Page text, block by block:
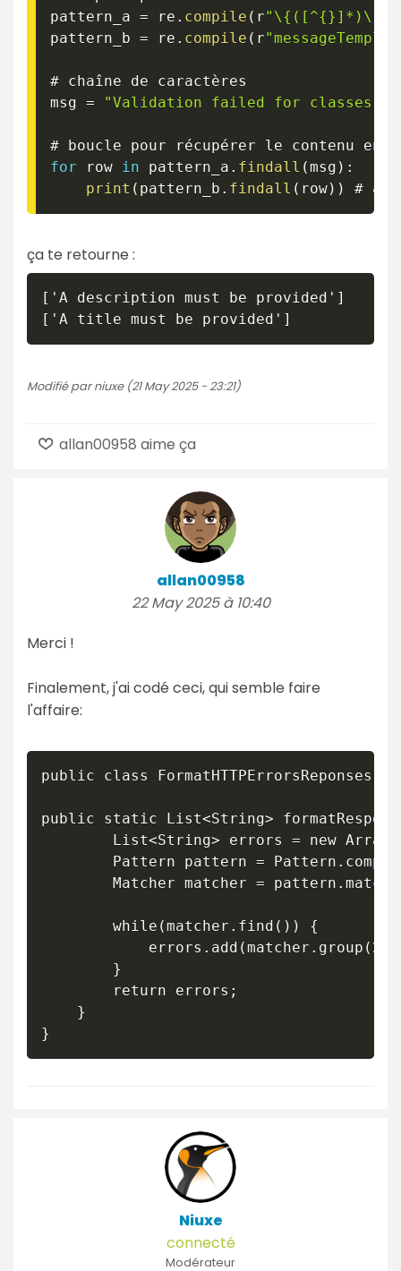
pattern_a = re . compile ( r"\{([^{}]*)\}"
pattern_b = re . compile ( r
# chaîne de caractères
msg = "Validation failed for classes
for row in pattern_a . findall (msg ) :
print ( pattern_b . findall ( row) )
ça te retourne :
['A description must be provided']
Modifié par niuxe (21 May 2025 - 23:21)
allan00958 aime ça
allan00958
22 May 2025 à 10:40
Merci !
Finalement, j'ai codé ceci, qui semble faire
l'affaire:
public class FormatHTTPErrorsReponses {
public static List<String>
List<String> errors = new
Pattern pattern =
Matcher matcher =
        while(matcher.find()) {
        }
        return errors;
    }
Niuxe
connecté
Modérateur